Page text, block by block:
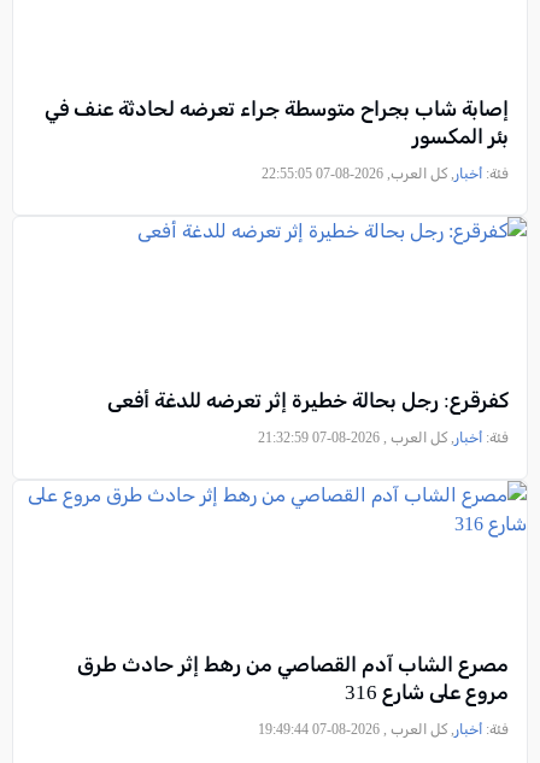
إصابة شاب بجراح متوسطة جراء تعرضه لحادثة عنف في
بئر المكسور
فئة: أخبار , كل العرب, 2026-08-07 22:55:05
كفرقرع: رجل بحالة خطيرة إثر تعرضه للدغة أفعى
فئة: أخبار , كل العرب , 2026-08-07 21:32:59
مصرع الشاب آدم القصاصي من رهط إثر حادث طرق
مروع على شارع 316
فئة: أخبار , كل العرب , 2026-08-07 19:49:44